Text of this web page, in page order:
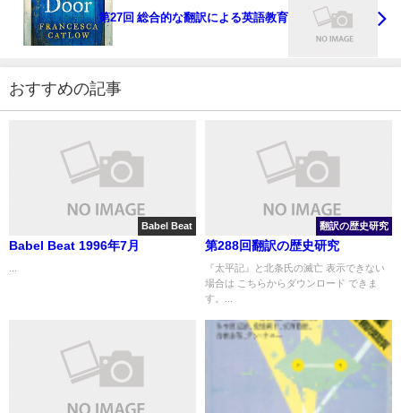
第27回 総合的な翻訳による英語教育
おすすめの記事
Babel Beat
Babel Beat 1996年7月
翻訳の歴史研究
第288回翻訳の歴史研究
『太平記』と北条氏の滅亡 表示できない
場合は こちらからダウンロード できま
す。...